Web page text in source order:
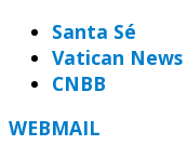
Santa Sé
Vatican News
CNBB
WEBMAIL